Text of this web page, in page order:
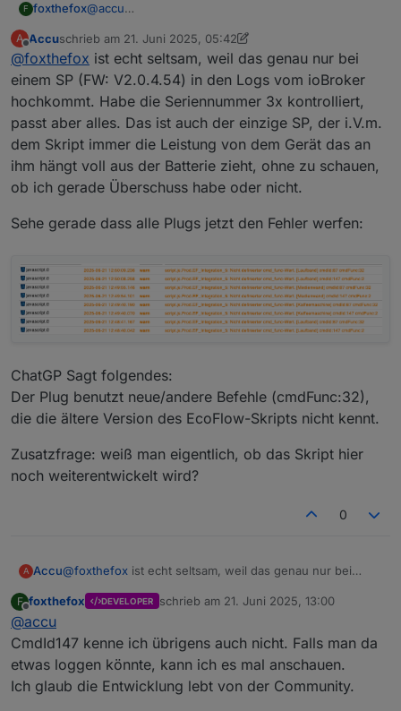
F foxthefox@accu
CmdFunc 32 könnte etwas mit Gerätesetup/allg.
Einstellung sein. Müsste man genauer anschauen
was da geschickt wird.
A
Offline
Accuschrieb am 21. Juni 2025, 05:42
zuletzt editiert von Accu
@foxthefox ist echt seltsam, weil das genau nur bei
einem SP (FW: V2.0.4.54) in den Logs vom ioBroker
hochkommt. Habe die Seriennummer 3x kontrolliert,
passt aber alles. Das ist auch der einzige SP, der i.V.m.
dem Skript immer die Leistung von dem Gerät das an
ihm hängt voll aus der Batterie zieht, ohne zu schauen,
ob ich gerade Überschuss habe oder nicht.
Sehe gerade dass alle Plugs jetzt den Fehler werfen:
ChatGP Sagt folgendes:
Der Plug benutzt neue/andere Befehle (cmdFunc:32),
die die ältere Version des EcoFlow-Skripts nicht kennt.
Zusatzfrage: weiß man eigentlich, ob das Skript hier
noch weiterentwickelt wird?
0
A Accu@foxthefox ist echt seltsam, weil das genau nur bei
hochkommt. Habe die Seriennummer 3x kontrolliert,
dem Skript immer die Leistung von dem Gerät das an ihm
hängt voll aus der Batterie zieht, ohne zu schauen, ob
ich gerade Überschuss habe oder nicht.
Sehe gerade dass alle Plugs jetzt den Fehler werfen:
F
Offline
foxthefox DEVELOPER schrieb am 21. Juni 2025, 13:00
zuletzt editiert von
@accu
CmdId147 kenne ich übrigens auch nicht. Falls man da
etwas loggen könnte, kann ich es mal anschauen.
Ich glaub die Entwicklung lebt von der Community.